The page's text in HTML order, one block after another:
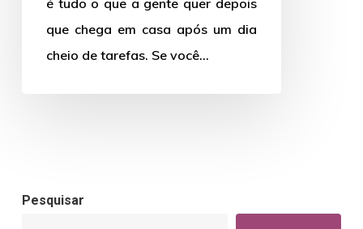
é tudo o que a gente quer depois
que chega em casa após um dia
cheio de tarefas. Se você…
Pesquisar